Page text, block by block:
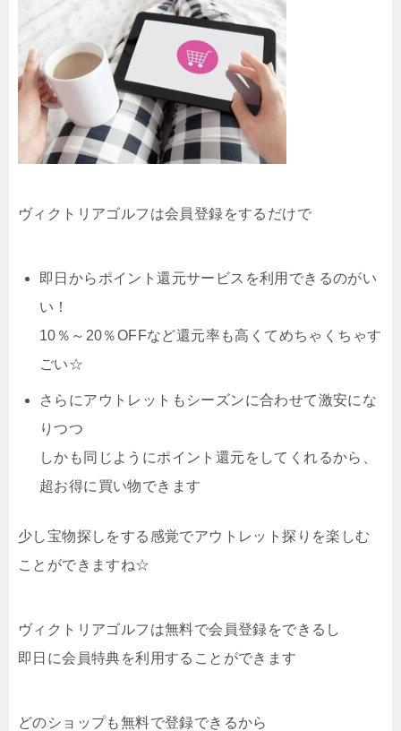
ヴィクトリアゴルフは会員登録をするだけで
即日からポイント還元サービスを利用できるのがい
い！
10％～20％OFFなど還元率も高くてめちゃくちゃす
ごい☆
さらにアウトレットもシーズンに合わせて激安にな
りつつ
しかも同じようにポイント還元をしてくれるから、
超お得に買い物できます
少し宝物探しをする感覚でアウトレット探りを楽しむ
ことができますね☆
ヴィクトリアゴルフは無料で会員登録をできるし
即日に会員特典を利用することができます
どのショップも無料で登録できるから